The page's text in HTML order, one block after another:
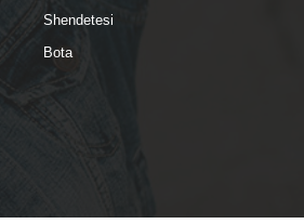
Shendetesi
Bota